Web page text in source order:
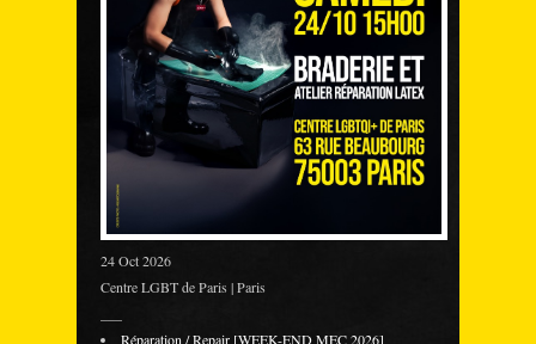
24 Oct 2026
Centre LGBT de Paris | Paris
Réparation / Repair [WEEK-END MEC 2026]